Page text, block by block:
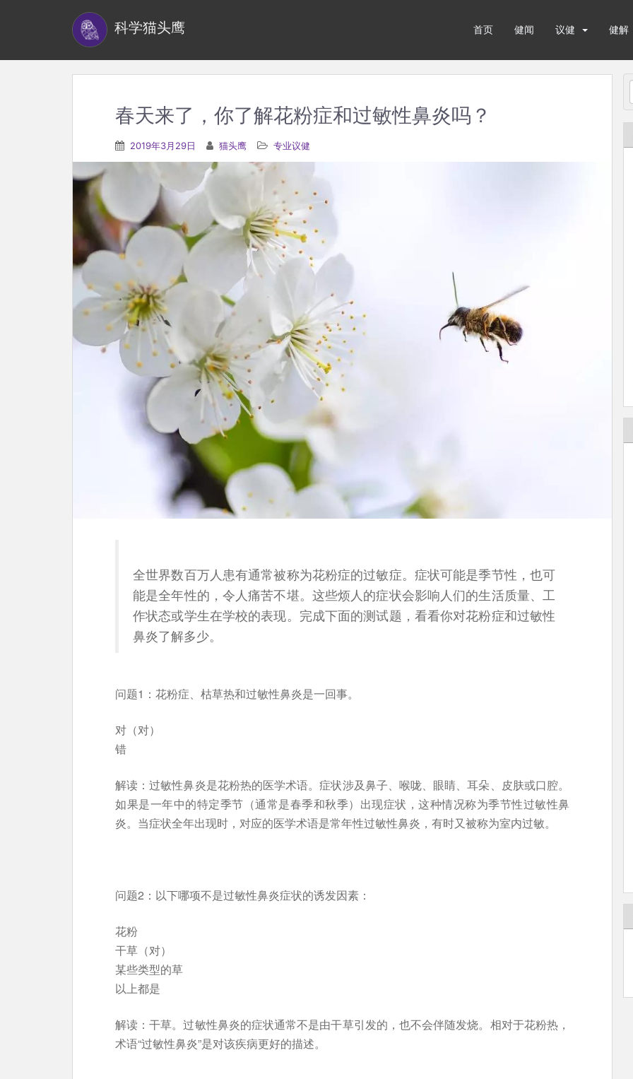
科学猫头鹰 首页 健闻 议健 健解
春天来了，你了解花粉症和过敏性鼻炎吗？
2019年3月29日 猫头鹰 专业议健
全世界数百万人患有通常被称为花粉症的过敏症。症状可能是季节性，也可
能是全年性的，令人痛苦不堪。这些烦人的症状会影响人们的生活质量、工
作状态或学生在学校的表现。完成下面的测试题，看看你对花粉症和过敏性
鼻炎了解多少。
问题1：花粉症、枯草热和过敏性鼻炎是一回事。
对（对）
错
解读：过敏性鼻炎是花粉热的医学术语。症状涉及鼻子、喉咙、眼睛、耳朵、皮肤或口腔。
如果是一年中的特定季节（通常是春季和秋季）出现症状，这种情况称为季节性过敏性鼻
炎。当症状全年出现时，对应的医学术语是常年性过敏性鼻炎，有时又被称为室内过敏。
问题2：以下哪项不是过敏性鼻炎症状的诱发因素：
花粉
干草（对）
某些类型的草
以上都是
解读：干草。过敏性鼻炎的症状通常不是由干草引发的，也不会伴随发烧。相对于花粉热，
术语“过敏性鼻炎”是对该疾病更好的描述。